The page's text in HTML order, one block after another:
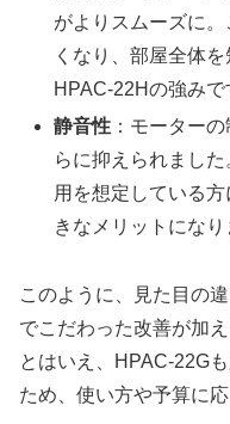
がよりスムーズに
くなり、部屋全体
HPAC-22Hの強みで
静音性 ：モーター
らに抑えられまし
用を想定している
きなメリットになり
このように、見た目の
でこだわった改善が加
とはいえ、HPAC-22G
ため、使い方や予算に